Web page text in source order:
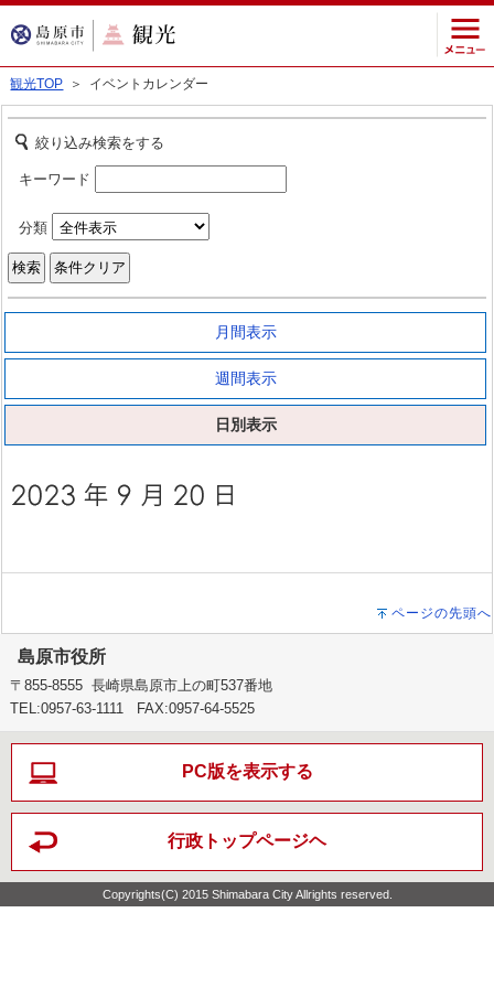
観光TOP ＞ イベントカレンダー
絞り込み検索をする
キーワード
分類
月間表示
週間表示
日別表示
ページの先頭へ
島原市役所
〒855-8555 長崎県島原市上の町537番地
TEL:0957-63-1111 FAX:0957-64-5525
PC版を表示する
行政トップページヘ
Copyrights(C) 2015 Shimabara City Allrights reserved.